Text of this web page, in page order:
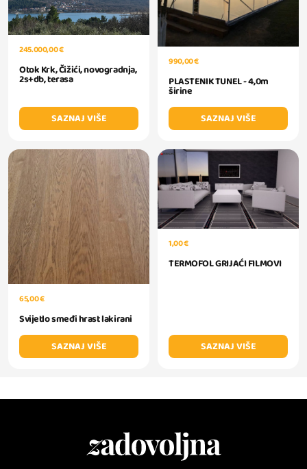
245.000,00 €
Otok Krk, Čižići, novogradnja,
2s+db, terasa
SAZNAJ VIŠE
990,00 €
PLASTENIK TUNEL - 4,0m
širine
SAZNAJ VIŠE
65,00 €
Svijetlo smeđi hrast lakirani
SAZNAJ VIŠE
1,00 €
TERMOFOL GRIJAĆI FILMOVI
SAZNAJ VIŠE